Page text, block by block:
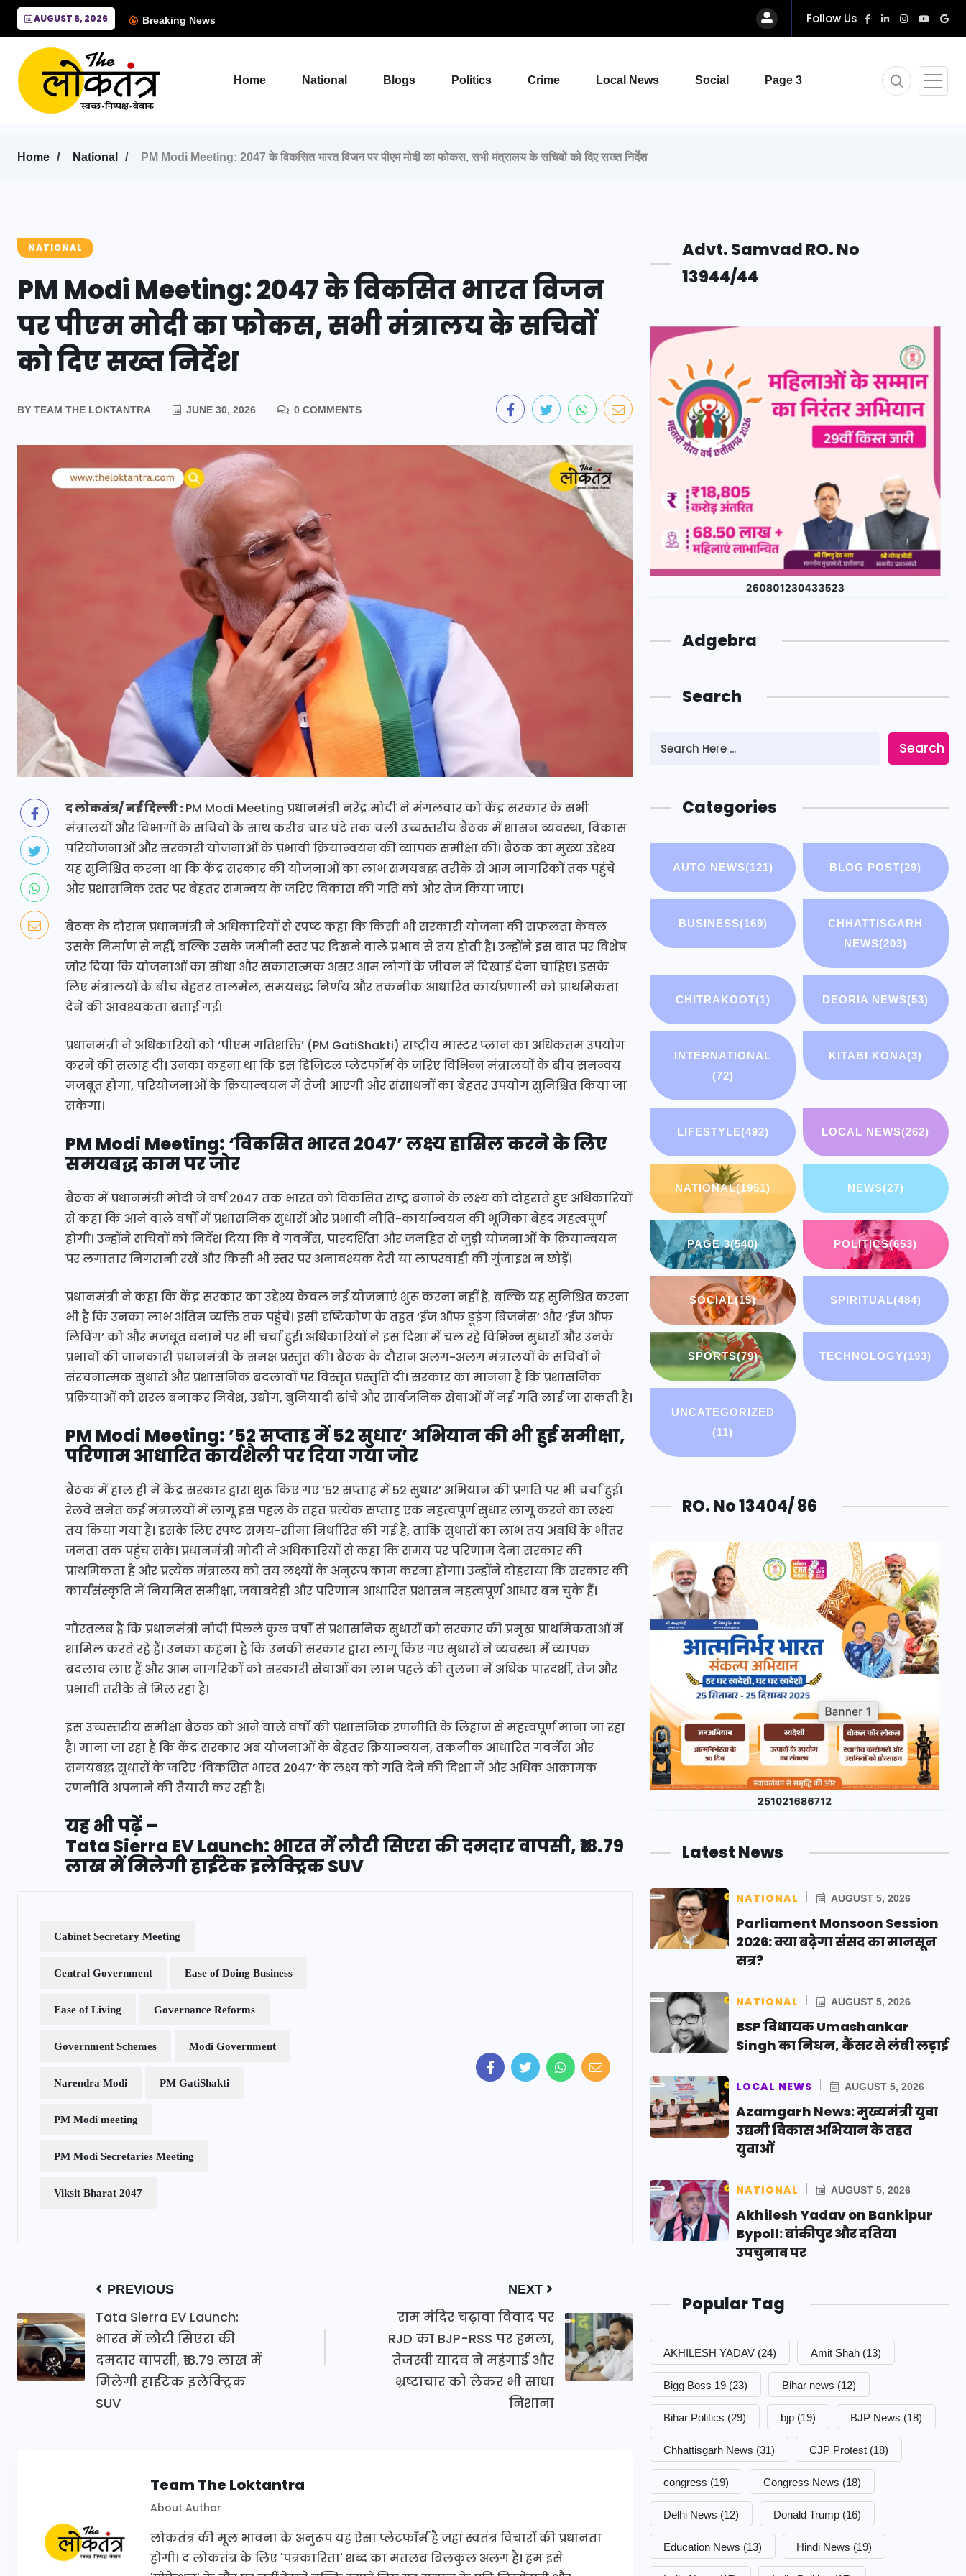
AUGUST 6, 2026 Breaking News Follow Us
Home National Blogs Politics Crime Local News Social Page 3
Home National PM Modi Meeting: 2047 के विकसित भारत विजन पर पीएम मोदी का फोकस, सभी मंत्रालय के सचिवों को दिए सख्त निर्देश
NATIONAL
PM Modi Meeting: 2047 के विकसित भारत विजन
पर पीएम मोदी का फोकस, सभी मंत्रालय के सचिवों
को दिए सख्त निर्देश
BY TEAM THE LOKTANTRA JUNE 30, 2026 0 COMMENTS
द लोकतंत्र/ नई दिल्ली :PM Modi Meeting प्रधानमंत्री नरेंद्र मोदी ने मंगलवार को केंद्र सरकार के सभी
मंत्रालयों और विभागों के सचिवों के साथ करीब चार घंटे तक चली उच्चस्तरीय बैठक में शासन व्यवस्था, विकास
परियोजनाओं और सरकारी योजनाओं के प्रभावी क्रियान्वयन की व्यापक समीक्षा की। बैठक का मुख्य उद्देश्य
यह सुनिश्चित करना था कि केंद्र सरकार की योजनाओं का लाभ समयबद्ध तरीके से आम नागरिकों तक पहुंचे
और प्रशासनिक स्तर पर बेहतर समन्वय के जरिए विकास की गति को और तेज किया जाए।
बैठक के दौरान प्रधानमंत्री ने अधिकारियों से स्पष्ट कहा कि किसी भी सरकारी योजना की सफलता केवल
उसके निर्माण से नहीं, बल्कि उसके जमीनी स्तर पर दिखने वाले प्रभाव से तय होती है। उन्होंने इस बात पर विशेष
जोर दिया कि योजनाओं का सीधा और सकारात्मक असर आम लोगों के जीवन में दिखाई देना चाहिए। इसके
लिए मंत्रालयों के बीच बेहतर तालमेल, समयबद्ध निर्णय और तकनीक आधारित कार्यप्रणाली को प्राथमिकता
देने की आवश्यकता बताई गई।
प्रधानमंत्री ने अधिकारियों को ‘पीएम गतिशक्ति’ (PM GatiShakti) राष्ट्रीय मास्टर प्लान का अधिकतम उपयोग
करने की सलाह दी। उनका कहना था कि इस डिजिटल प्लेटफॉर्म के जरिए विभिन्न मंत्रालयों के बीच समन्वय
मजबूत होगा, परियोजनाओं के क्रियान्वयन में तेजी आएगी और संसाधनों का बेहतर उपयोग सुनिश्चित किया जा
सकेगा।
PM Modi Meeting: ‘विकसित भारत 2047’ लक्ष्य हासिल करने के लिए
समयबद्ध काम पर जोर
बैठक में प्रधानमंत्री मोदी ने वर्ष 2047 तक भारत को विकसित राष्ट्र बनाने के लक्ष्य को दोहराते हुए अधिकारियों
से कहा कि आने वाले वर्षों में प्रशासनिक सुधारों और प्रभावी नीति-कार्यान्वयन की भूमिका बेहद महत्वपूर्ण
होगी। उन्होंने सचिवों को निर्देश दिया कि वे गवर्नेंस, पारदर्शिता और जनहित से जुड़ी योजनाओं के क्रियान्वयन
पर लगातार निगरानी रखें और किसी भी स्तर पर अनावश्यक देरी या लापरवाही की गुंजाइश न छोड़ें।
प्रधानमंत्री ने कहा कि केंद्र सरकार का उद्देश्य केवल नई योजनाएं शुरू करना नहीं है, बल्कि यह सुनिश्चित करना
भी है कि उनका लाभ अंतिम व्यक्ति तक पहुंचे। इसी दृष्टिकोण के तहत ‘ईज ऑफ डूइंग बिजनेस’ और ‘ईज ऑफ
लिविंग’ को और मजबूत बनाने पर भी चर्चा हुई। अधिकारियों ने इस दिशा में चल रहे विभिन्न सुधारों और उनके
प्रभावों की जानकारी प्रधानमंत्री के समक्ष प्रस्तुत की। बैठक के दौरान अलग-अलग मंत्रालयों के सचिवों ने
संरचनात्मक सुधारों और प्रशासनिक बदलावों पर विस्तृत प्रस्तुति दी। सरकार का मानना है कि प्रशासनिक
प्रक्रियाओं को सरल बनाकर निवेश, उद्योग, बुनियादी ढांचे और सार्वजनिक सेवाओं में नई गति लाई जा सकती है।
PM Modi Meeting: ’52 सप्ताह में 52 सुधार’ अभियान की भी हुई समीक्षा,
परिणाम आधारित कार्यशैली पर दिया गया जोर
बैठक में हाल ही में केंद्र सरकार द्वारा शुरू किए गए ’52 सप्ताह में 52 सुधार’ अभियान की प्रगति पर भी चर्चा हुई।
रेलवे समेत कई मंत्रालयों में लागू इस पहल के तहत प्रत्येक सप्ताह एक महत्वपूर्ण सुधार लागू करने का लक्ष्य
तय किया गया है। इसके लिए स्पष्ट समय-सीमा निर्धारित की गई है, ताकि सुधारों का लाभ तय अवधि के भीतर
जनता तक पहुंच सके। प्रधानमंत्री मोदी ने अधिकारियों से कहा कि समय पर परिणाम देना सरकार की
प्राथमिकता है और प्रत्येक मंत्रालय को तय लक्ष्यों के अनुरूप काम करना होगा। उन्होंने दोहराया कि सरकार की
कार्यसंस्कृति में नियमित समीक्षा, जवाबदेही और परिणाम आधारित प्रशासन महत्वपूर्ण आधार बन चुके हैं।
गौरतलब है कि प्रधानमंत्री मोदी पिछले कुछ वर्षों से प्रशासनिक सुधारों को सरकार की प्रमुख प्राथमिकताओं में
शामिल करते रहे हैं। उनका कहना है कि उनकी सरकार द्वारा लागू किए गए सुधारों ने व्यवस्था में व्यापक
बदलाव लाए हैं और आम नागरिकों को सरकारी सेवाओं का लाभ पहले की तुलना में अधिक पारदर्शी, तेज और
प्रभावी तरीके से मिल रहा है।
इस उच्चस्तरीय समीक्षा बैठक को आने वाले वर्षों की प्रशासनिक रणनीति के लिहाज से महत्वपूर्ण माना जा रहा
है। माना जा रहा है कि केंद्र सरकार अब योजनाओं के बेहतर क्रियान्वयन, तकनीक आधारित गवर्नेंस और
समयबद्ध सुधारों के जरिए ‘विकसित भारत 2047’ के लक्ष्य को गति देने की दिशा में और अधिक आक्रामक
रणनीति अपनाने की तैयारी कर रही है।
यह भी पढ़ें –
Tata Sierra EV Launch: भारत में लौटी सिएरा की दमदार वापसी, ₹18.79
लाख में मिलेगी हाईटेक इलेक्ट्रिक SUV
Cabinet Secretary Meeting
Central Government Ease of Doing Business
Ease of Living Governance Reforms
Government Schemes Modi Government
Narendra Modi PM GatiShakti
PM Modi meeting
PM Modi Secretaries Meeting
Viksit Bharat 2047
PREVIOUS
Tata Sierra EV Launch:
भारत में लौटी सिएरा की
दमदार वापसी, ₹18.79 लाख में
मिलेगी हाईटेक इलेक्ट्रिक
SUV
NEXT
राम मंदिर चढ़ावा विवाद पर
RJD का BJP-RSS पर हमला,
तेजस्वी यादव ने महंगाई और
भ्रष्टाचार को लेकर भी साधा
निशाना
Team The Loktantra
About Author
लोकतंत्र की मूल भावना के अनुरूप यह ऐसा प्लेटफॉर्म है जहां स्वतंत्र विचारों की प्रधानता
होगी। द लोकतंत्र के लिए 'पत्रकारिता' शब्द का मतलब बिलकुल अलग है। हम इसे
Advt. Samvad RO. No
13944/44
Adgebra
Search
Search
Categories
AUTO NEWS(121) BLOG POST(29)
BUSINESS(169)
CHHATTISGARH
NEWS(203)
CHITRAKOOT(1) DEORIA NEWS(53)
INTERNATIONAL
(72)
KITABI KONA(3)
LIFESTYLE(492) LOCAL NEWS(262)
NATIONAL(1951) NEWS(27)
PAGE 3(540) POLITICS(653)
SOCIAL(15) SPIRITUAL(484)
SPORTS(79) TECHNOLOGY(193)
UNCATEGORIZED
(11)
RO. No 13404/ 86
Latest News
NATIONAL AUGUST 5, 2026
Parliament Monsoon Session
2026: क्या बढ़ेगा संसद का मानसून
सत्र?
NATIONAL AUGUST 5, 2026
BSP विधायक Umashankar
Singh का निधन, कैंसर से लंबी लड़ाई
LOCAL NEWS AUGUST 5, 2026
Azamgarh News: मुख्यमंत्री युवा
उद्यमी विकास अभियान के तहत
युवाओं
NATIONAL AUGUST 5, 2026
Akhilesh Yadav on Bankipur
Bypoll: बांकीपुर और दतिया
उपचुनाव पर
Popular Tag
AKHILESH YADAV (24) Amit Shah (13)
Bigg Boss 19 (23) Bihar news (12)
Bihar Politics (29) bjp (19) BJP News (18)
Chhattisgarh News (31) CJP Protest (18)
congress (19) Congress News (18)
Delhi News (12) Donald Trump (16)
Education News (13) Hindi News (19)